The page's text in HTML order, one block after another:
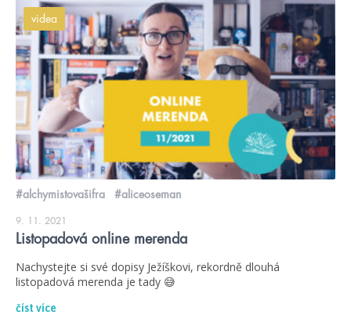
videa
#alchymistovašifra #aliceoseman
9. 11. 2021
Listopadová online merenda
Nachystejte si své dopisy Ježíškovi, rekordně dlouhá
listopadová merenda je tady 😅
číst více